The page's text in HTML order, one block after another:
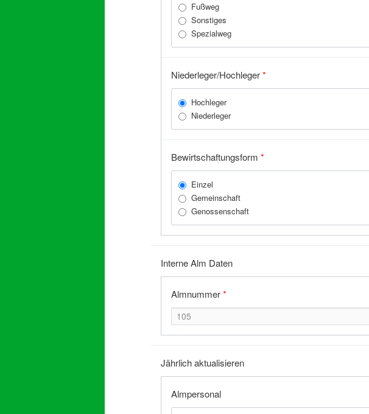
Fußweg
Sonstiges
Spezialweg
Niederleger/Hochleger*
Hochleger
Niederleger
Bewirtschaftungsform *
Einzel
Gemeinschaft
Genossenschaft
Interne Alm Daten
Almnummer*
Jährlich aktualisieren
Almpersonal